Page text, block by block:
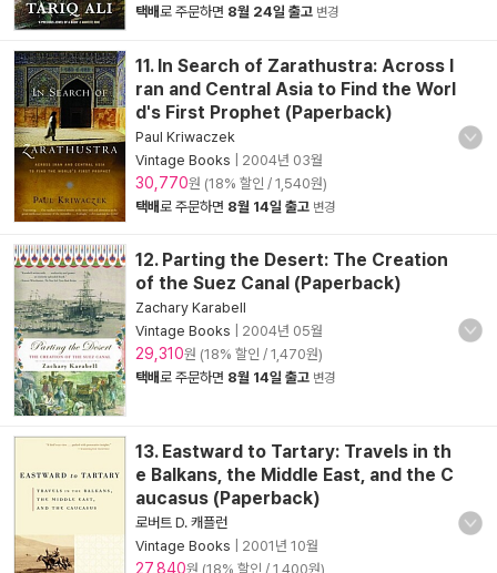
택배로 주문하면 8월 24일 출고 변경
11. In Search of Zarathustra: Across I
ran and Central Asia to Find the Worl
d's First Prophet (Paperback)
Paul Kriwaczek
Vintage Books
2004년 03월
30,770원 (18% 할인 / 1,540원)
택배로 주문하면 8월 14일 출고 변경
12. Parting the Desert: The Creation
of the Suez Canal (Paperback)
Zachary Karabell
Vintage Books
2004년 05월
29,310원 (18% 할인 / 1,470원)
택배로 주문하면 8월 14일 출고 변경
13. Eastward to Tartary: Travels in th
e Balkans, the Middle East, and the C
aucasus (Paperback)
로버트 D. 캐플런
Vintage Books
2001년 10월
27,840원 (18% 할인 / 1,400원)